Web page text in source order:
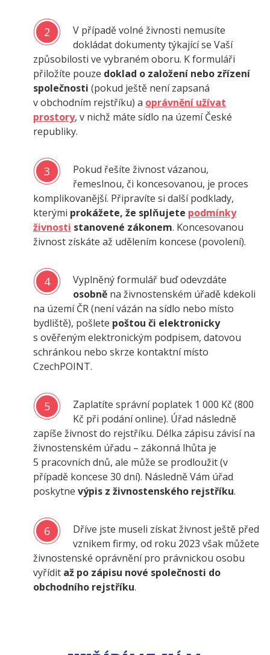
2
V případě volné živnosti nemusíte
dokládat dokumenty týkající se Vaší
způsobilosti ve vybraném oboru. K formuláři
přiložíte pouze doklad o založení nebo zřízení
společnosti (pokud ještě není zapsaná
v obchodním rejstříku) a oprávnění užívat
prostory, v nichž máte sídlo na území České
republiky.
3
Pokud řešíte živnost vázanou,
řemeslnou, či koncesovanou, je proces
komplikovanější. Připravíte si další podklady,
kterými prokážete, že splňujete podmínky
živnosti stanovené zákonem. Koncesovanou
živnost získáte až udělením koncese (povolení).
4
Vyplněný formulář buď odevzdáte
osobně na živnostenském úřadě kdekoli
na území ČR (není vázán na sídlo nebo místo
bydliště), pošlete poštou či elektronicky
s ověřeným elektronickým podpisem, datovou
schránkou nebo skrze kontaktní místo
CzechPOINT.
5
Zaplatíte správní poplatek 1 000 Kč (800
Kč při podání online). Úřad následně
zapíše živnost do rejstříku. Délka zápisu závisí na
živnostenském úřadu – zákonná lhůta je
5 pracovních dnů, ale může se prodloužit (v
případě koncese 30 dní). Následně Vám úřad
poskytne výpis z živnostenského rejstříku.
6
Dříve jste museli získat živnost ještě před
vznikem firmy, od roku 2023 však můžete
živnostenské oprávnění pro právnickou osobu
vyřídit až po zápisu nové společnosti do
obchodního rejstříku.